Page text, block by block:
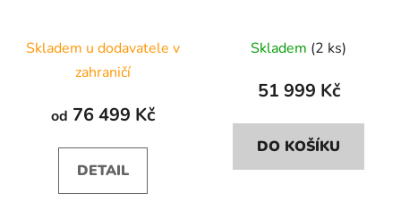
Skladem u dodavatele v
zahraničí
od 76 499 Kč
DETAIL
Skladem (2 ks)
51 999 Kč
DO KOŠÍKU